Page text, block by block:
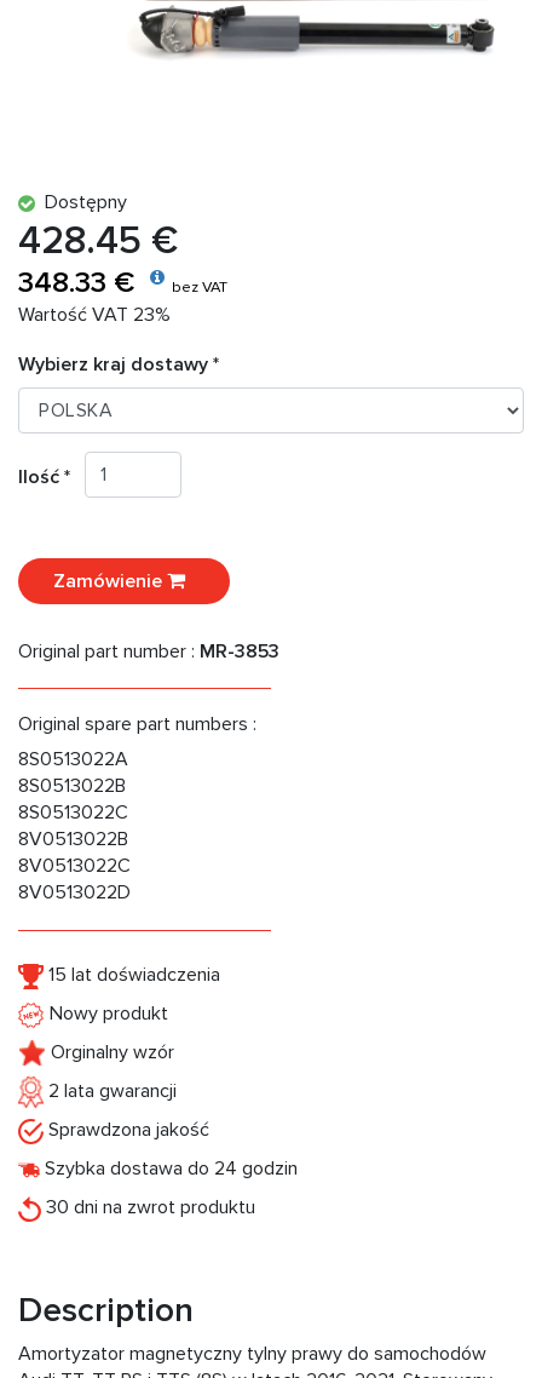
Dostępny
428.45 €
348.33 € bez VAT
Wartość VAT 23%
Wybierz kraj dostawy *
Ilość *
Zamówienie
Original part number : MR-3853
Original spare part numbers :
8S0513022A
8S0513022B
8S0513022C
8V0513022B
8V0513022C
8V0513022D
15 lat doświadczenia
Nowy produkt
Orginalny wzór
2 lata gwarancji
Sprawdzona jakość
Szybka dostawa do 24 godzin
30 dni na zwrot produktu
Description
Amortyzator magnetyczny tylny prawy do samochodów